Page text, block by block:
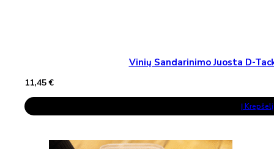
Vinių Sandarinimo Juosta D-
11,45€
Į Krepšelį